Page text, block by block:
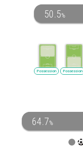
50.5%
Possession
Possession
64.7%